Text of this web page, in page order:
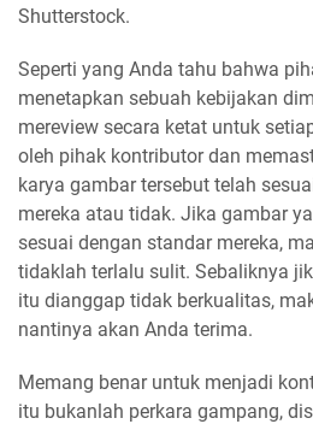
Shutterstock.
Seperti yang Anda tahu bahwa
menetapkan sebuah kebijakan
mereview secara ketat untuk
oleh pihak kontributor dan
karya gambar tersebut telah
mereka atau tidak. Jika gambar
sesuai dengan standar mereka,
tidaklah terlalu sulit. Sebaliknya
itu dianggap tidak berkualitas,
nantinya akan Anda terima.
Memang benar untuk menjadi
itu bukanlah perkara gampang,